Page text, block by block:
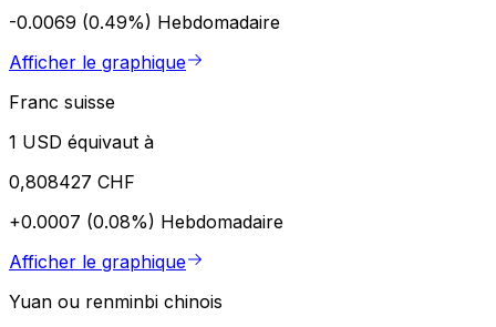
-0.0069 (0.49%) Hebdomadaire
Afficher le graphique
Franc suisse
1 USD équivaut à
0,808427 CHF
+0.0007 (0.08%) Hebdomadaire
Afficher le graphique
Yuan ou renminbi chinois